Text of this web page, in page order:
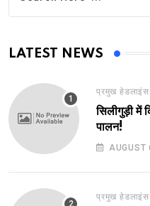
LATEST NEWS
प्रमुख
सिलीगुड़ी में
पालन!
AUGUST
प्रमुख